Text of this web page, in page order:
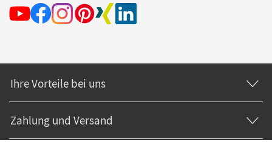
Ihre Vorteile bei uns
Zahlung und Versand